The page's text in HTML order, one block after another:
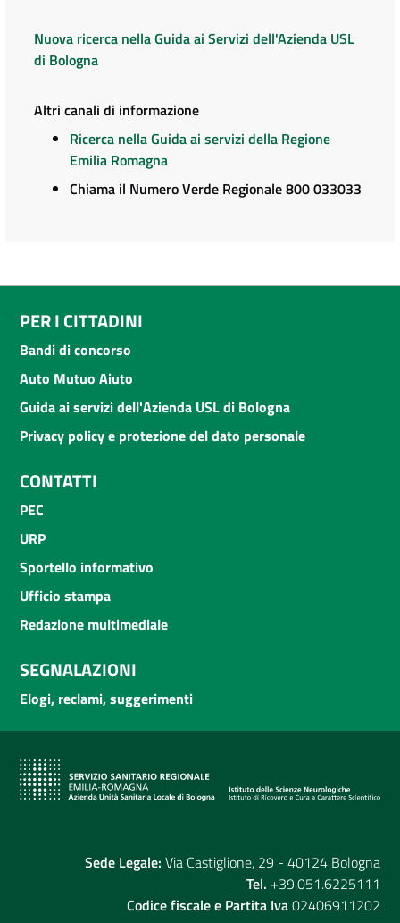
Nuova ricerca nella Guida ai Servizi dell'Azienda USL
di Bologna
Altri canali di informazione
Ricerca nella Guida ai servizi della Regione
Emilia Romagna
Chiama il Numero Verde Regionale 800 033033
PER I CITTADINI
Bandi di concorso
Auto Mutuo Aiuto
Guida ai servizi dell'Azienda USL di Bologna
Privacy policy e protezione del dato personale
CONTATTI
PEC
URP
Sportello informativo
Ufficio stampa
Redazione multimediale
SEGNALAZIONI
Elogi, reclami, suggerimenti
Sede Legale: Via Castiglione, 29 - 40124 Bologna
Tel. +39.051.6225111
Codice fiscale e Partita Iva02406911202